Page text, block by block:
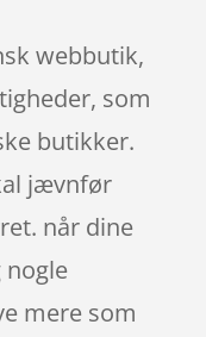
webbutik,
som
butikker.
jævnfør
når dine
nogle
mere som